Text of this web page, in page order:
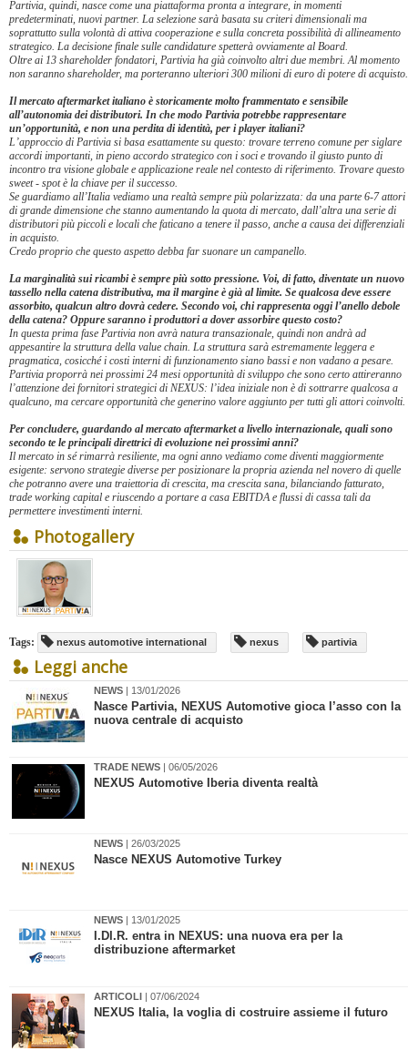
Partivia, quindi, nasce come una piattaforma pronta a integrare, in momenti
predeterminati, nuovi partner. La selezione sarà basata su criteri dimensionali ma
soprattutto sulla volontà di attiva cooperazione e sulla concreta possibilità di allineamento
strategico. La decisione finale sulle candidature spetterà ovviamente al Board.
Oltre ai 13 shareholder fondatori, Partivia ha già coinvolto altri due membri. Al momento
non saranno shareholder, ma porteranno ulteriori 300 milioni di euro di potere di acquisto.
Il mercato aftermarket italiano è storicamente molto frammentato e sensibile
all’autonomia dei distributori. In che modo Partivia potrebbe rappresentare
un’opportunità, e non una perdita di identità, per i player italiani?
L’approccio di Partivia si basa esattamente su questo: trovare terreno comune per siglare
accordi importanti, in pieno accordo strategico con i soci e trovando il giusto punto di
incontro tra visione globale e applicazione reale nel contesto di riferimento. Trovare questo
sweet - spot è la chiave per il successo.
Se guardiamo all’Italia vediamo una realtà sempre più polarizzata: da una parte 6-7 attori
di grande dimensione che stanno aumentando la quota di mercato, dall’altra una serie di
distributori più piccoli e locali che faticano a tenere il passo, anche a causa dei differenziali
in acquisto.
Credo proprio che questo aspetto debba far suonare un campanello.
La marginalità sui ricambi è sempre più sotto pressione. Voi, di fatto, diventate un nuovo
tassello nella catena distributiva, ma il margine è già al limite. Se qualcosa deve essere
assorbito, qualcun altro dovrà cedere. Secondo voi, chi rappresenta oggi l’anello debole
della catena? Oppure saranno i produttori a dover assorbire questo costo?
In questa prima fase Partivia non avrà natura transazionale, quindi non andrà ad
appesantire la struttura della value chain. La struttura sarà estremamente leggera e
pragmatica, cosicché i costi interni di funzionamento siano bassi e non vadano a pesare.
Partivia proporrà nei prossimi 24 mesi opportunità di sviluppo che sono certo attireranno
l’attenzione dei fornitori strategici di NEXUS: l’idea iniziale non è di sottrarre qualcosa a
qualcuno, ma cercare opportunità che generino valore aggiunto per tutti gli attori coinvolti.
Per concludere, guardando al mercato aftermarket a livello internazionale, quali sono
secondo te le principali direttrici di evoluzione nei prossimi anni?
Il mercato in sé rimarrà resiliente, ma ogni anno vediamo come diventi maggiormente
esigente: servono strategie diverse per posizionare la propria azienda nel novero di quelle
che potranno avere una traiettoria di crescita, ma crescita sana, bilanciando fatturato,
trade working capital e riuscendo a portare a casa EBITDA e flussi di cassa tali da
permettere investimenti interni.
Photogallery
Tags: nexus automotive international nexus partivia
Leggi anche
NEWS | 13/01/2026
​Nasce Partivia, NEXUS Automotive gioca l’asso con la
nuova centrale di acquisto
TRADE NEWS | 06/05/2026
NEXUS Automotive Iberia diventa realtà
NEWS | 26/03/2025
Nasce NEXUS Automotive Turkey
NEWS | 13/01/2025
​I.DI.R. entra in NEXUS: una nuova era per la
distribuzione aftermarket
ARTICOLI | 07/06/2024
​NEXUS Italia, la voglia di costruire assieme il futuro